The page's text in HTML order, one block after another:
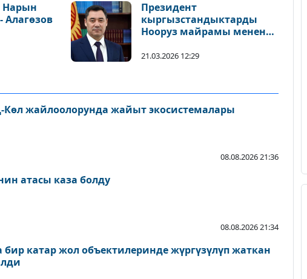
Нарын
Алагөзов
Президент
кыргызстандыктарды
Нооруз майрамы менен
21.03.2026 12:29
Көл жайлоолорунда жайыт экосистемалары
08.08.2026 21:36
атасы каза болду
08.08.2026 21:34
бир катар жол объектилеринде жүргүзүлүп жаткан